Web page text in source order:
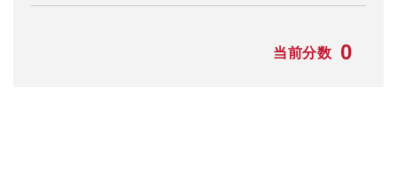
当前分数 0